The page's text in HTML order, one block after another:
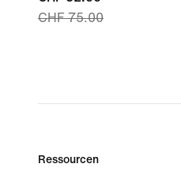
price
CHF 75.00
CHF 75.00
Ressourcen